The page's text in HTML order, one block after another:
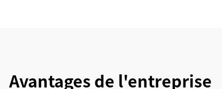
Avantages de l'entreprise